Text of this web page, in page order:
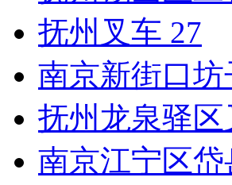
抚州叉车 27
南京新街口
抚州龙泉驿区
南京江宁区